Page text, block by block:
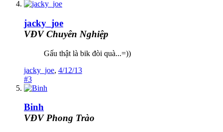
jacky_joe
VĐV Chuyên Nghiệp
Gấu thật là bik đòi quà...=))
jacky_joe, 4/12/13
#3
Binh
VĐV Phong Trào